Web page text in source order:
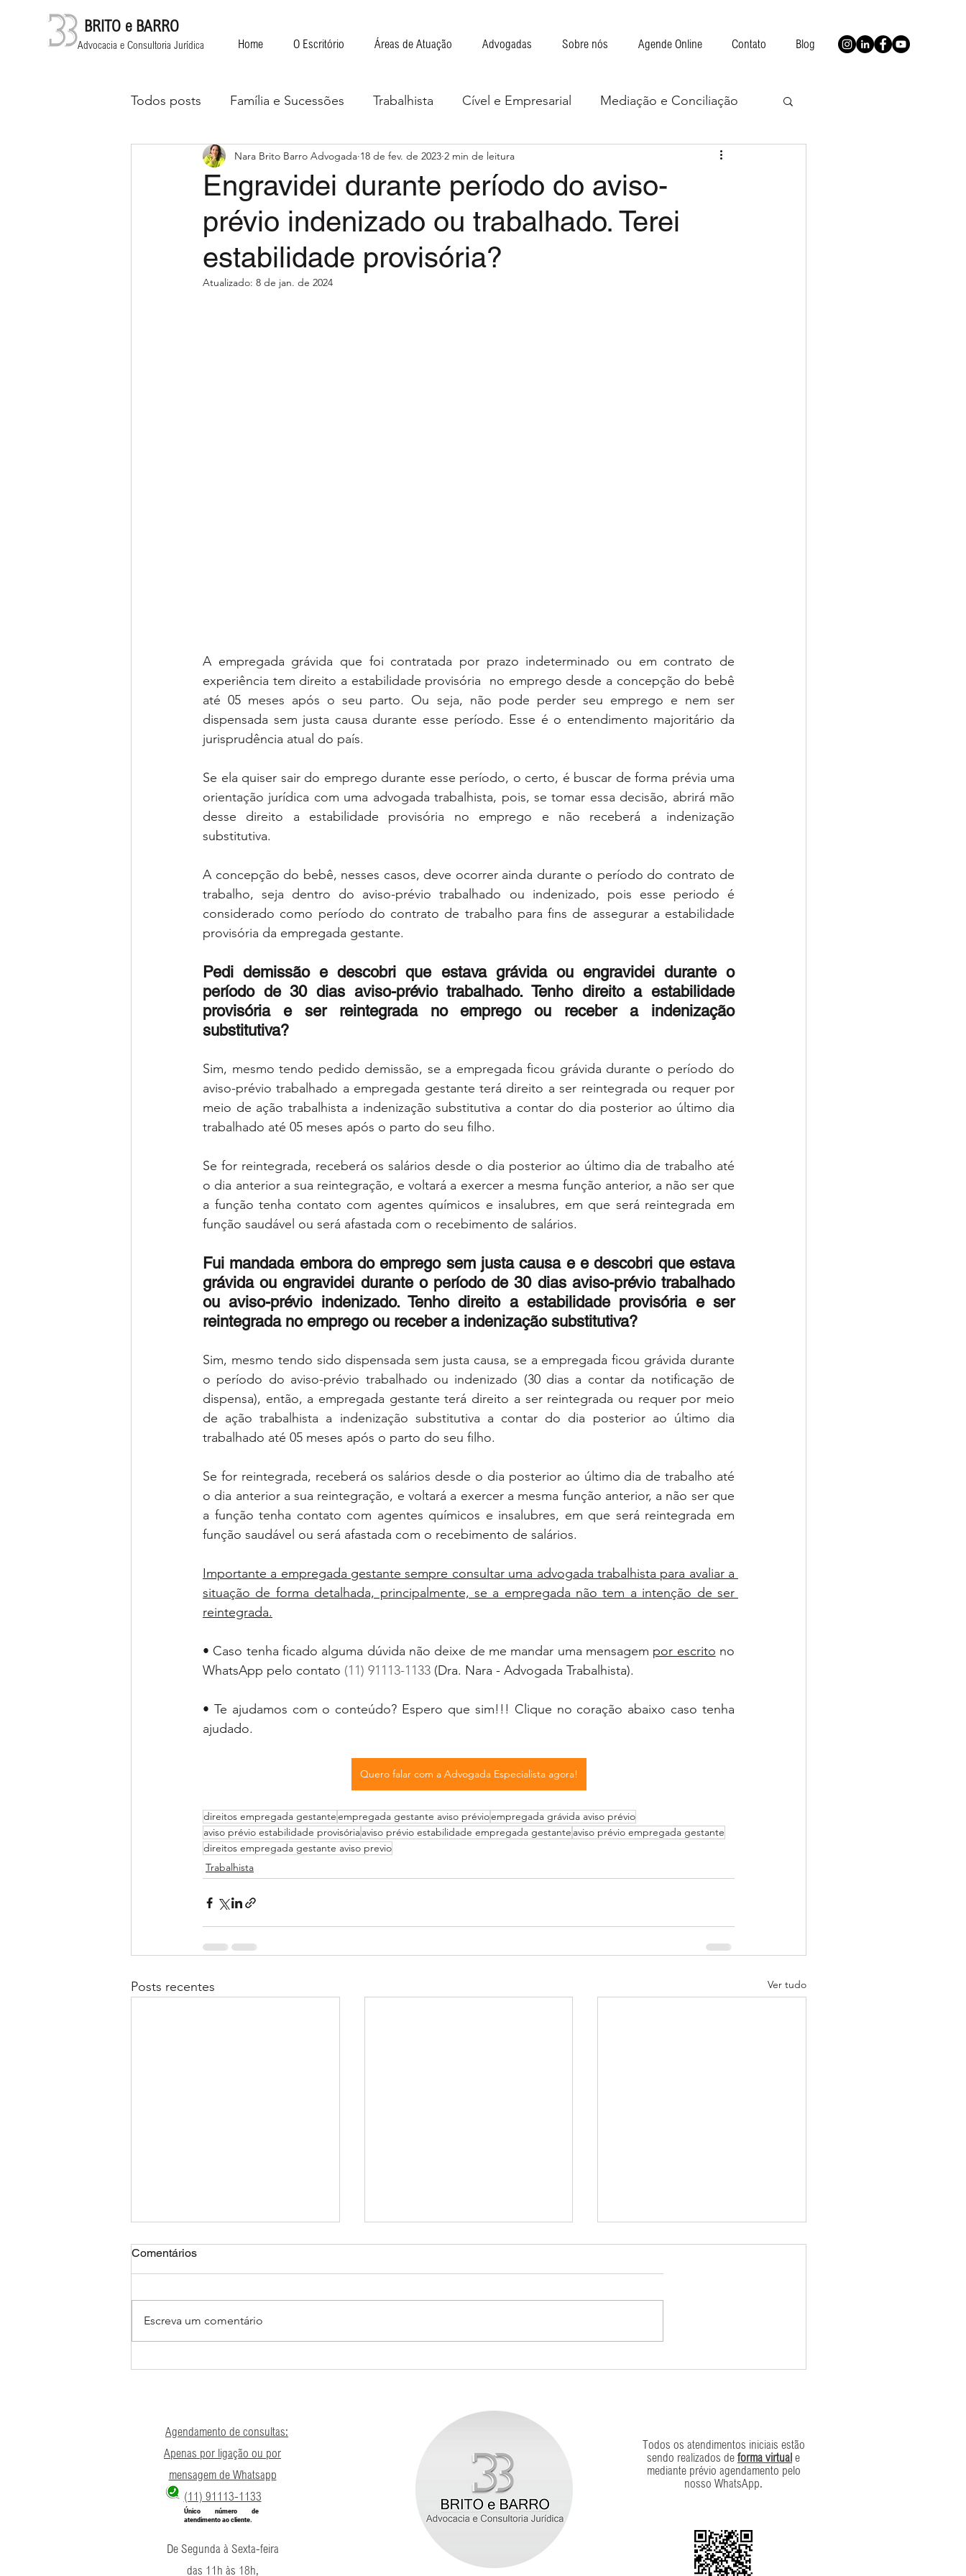
BRITO e BARRO
Advocacia e Consultoria Jurídica Home O Escritório Áreas de Atuação Advogadas Sobre nós Agende Online Contato Blog
Todos posts Família e Sucessões Trabalhista Cível e Empresarial ⁠Mediação e Conciliação
Áreas diversas
Engravidei durante período do aviso-
prévio indenizado ou trabalhado. Terei
estabilidade provisória?
Nara Brito Barro Advogada 18 de fev. de 2023 2 min de leitura
Atualizado: 8 de jan. de 2024
A empregada grávida que foi contratada por prazo indeterminado ou em contrato de
experiência tem direito a estabilidade provisória  no emprego desde a concepção do bebê
até 05 meses após o seu parto. Ou seja, não pode perder seu emprego e nem ser
dispensada sem justa causa durante esse período. Esse é o entendimento majoritário da
jurisprudência atual do país.
Se ela quiser sair do emprego durante esse período, o certo, é buscar de forma prévia uma
orientação jurídica com uma advogada trabalhista, pois, se tomar essa decisão, abrirá mão
desse direito a estabilidade provisória no emprego e não receberá a indenização
substitutiva.
A concepção do bebê, nesses casos, deve ocorrer ainda durante o período do contrato de
trabalho, seja dentro do aviso-prévio trabalhado ou indenizado, pois esse periodo é
considerado como período do contrato de trabalho para fins de assegurar a estabilidade
provisória da empregada gestante.
Pedi demissão e descobri que estava grávida ou engravidei durante o
período de 30 dias aviso-prévio trabalhado. Tenho direito a estabilidade
provisória e ser reintegrada no emprego ou receber a indenização
substitutiva?
Sim, mesmo tendo pedido demissão, se a empregada ficou grávida durante o período do
aviso-prévio trabalhado a empregada gestante terá direito a ser reintegrada ou requer por
meio de ação trabalhista a indenização substitutiva a contar do dia posterior ao último dia
trabalhado até 05 meses após o parto do seu filho.
Se for reintegrada, receberá os salários desde o dia posterior ao último dia de trabalho até
o dia anterior a sua reintegração, e voltará a exercer a mesma função anterior, a não ser que
a função tenha contato com agentes químicos e insalubres, em que será reintegrada em
função saudável ou será afastada com o recebimento de salários.
Fui mandada embora do emprego sem justa causa e e descobri que estava
grávida ou engravidei durante o período de 30 dias aviso-prévio trabalhado
ou aviso-prévio indenizado. Tenho direito a estabilidade provisória e ser
reintegrada no emprego ou receber a indenização substitutiva?
Sim, mesmo tendo sido dispensada sem justa causa, se a empregada ficou grávida durante
o período do aviso-prévio trabalhado ou indenizado (30 dias a contar da notificação de
dispensa), então, a empregada gestante terá direito a ser reintegrada ou requer por meio
de ação trabalhista a indenização substitutiva a contar do dia posterior ao último dia
trabalhado até 05 meses após o parto do seu filho.
Se for reintegrada, receberá os salários desde o dia posterior ao último dia de trabalho até
o dia anterior a sua reintegração, e voltará a exercer a mesma função anterior, a não ser que
a função tenha contato com agentes químicos e insalubres, em que será reintegrada em
função saudável ou será afastada com o recebimento de salários.
Importante a empregada gestante sempre consultar uma advogada trabalhista para avaliar a
situação de forma detalhada, principalmente, se a empregada não tem a intenção de ser
reintegrada.
• Caso tenha ficado alguma dúvida não deixe de me mandar uma mensagem por escrito no
WhatsApp pelo contato (11) 91113-1133 (Dra. Nara - Advogada Trabalhista).
• Te ajudamos com o conteúdo? Espero que sim!!! Clique no coração abaixo caso tenha
ajudado.
Quero falar com a Advogada Especialista agora!
direitos empregada gestanteempregada gestante aviso prévioempregada grávida aviso prévio
aviso prévio estabilidade provisóriaaviso prévio estabilidade empregada gestante aviso prévio empregada gestante
direitos empregada gestante aviso previo
Trabalhista
Posts recentes Ver tudo
Comentários
Escreva um comentário
Agendamento de consultas:
Apenas por ligação ou por
mensagem de Whatsapp
(11) 91113-1133
Único número de
atendimento ao cliente.
De Segunda à Sexta-feira
das 11h às 18h,
Todos os atendimentos iniciais estão
sendo realizados deforma virtuale
mediante prévio agendamento pelo
nosso WhatsApp.